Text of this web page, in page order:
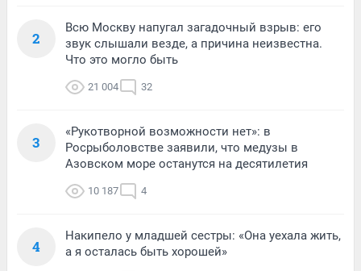
2
Всю Москву напугал загадочный взрыв: его
звук слышали везде, а причина неизвестна.
Что это могло быть
21 004 32
3
«Рукотворной возможности нет»: в
Росрыболовстве заявили, что медузы в
Азовском море останутся на десятилетия
10 187 4
4
Накипело у младшей сестры: «Она уехала жить,
а я осталась быть хорошей»